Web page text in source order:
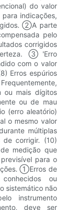
do valor
indicações,
②A parte
pelo
corrigidos
③'Erro
com o valor
Erros espúrios
ou mais dígitos
ou de mau
(erro aleatório)
o mesmo valor
múltiplas
de corrigir. (10)
medição que
para o
①Erros de
ou
sistemático não
instrumento
deve ser